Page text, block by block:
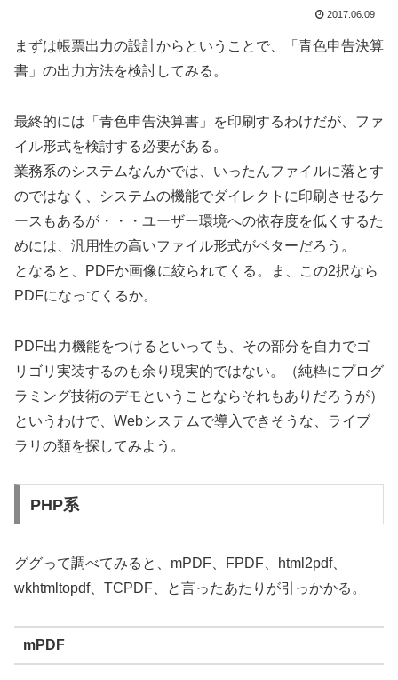
2017.06.09
まずは帳票出力の設計からということで、「青色申告決算
書」の出力方法を検討してみる。
最終的には「青色申告決算書」を印刷するわけだが、ファ
イル形式を検討する必要がある。
業務系のシステムなんかでは、いったんファイルに落とす
のではなく、システムの機能でダイレクトに印刷させるケ
ースもあるが・・・ユーザー環境への依存度を低くするた
めには、汎用性の高いファイル形式がベターだろう。
となると、PDFか画像に絞られてくる。ま、この2択なら
PDFになってくるか。
PDF出力機能をつけるといっても、その部分を自力でゴ
リゴリ実装するのも余り現実的ではない。（純粋にプログ
ラミング技術のデモということならそれもありだろうが）
というわけで、Webシステムで導入できそうな、ライブ
ラリの類を探してみよう。
PHP系
ググって調べてみると、mPDF、FPDF、html2pdf、
wkhtmltopdf、TCPDF、と言ったあたりが引っかかる。
mPDF